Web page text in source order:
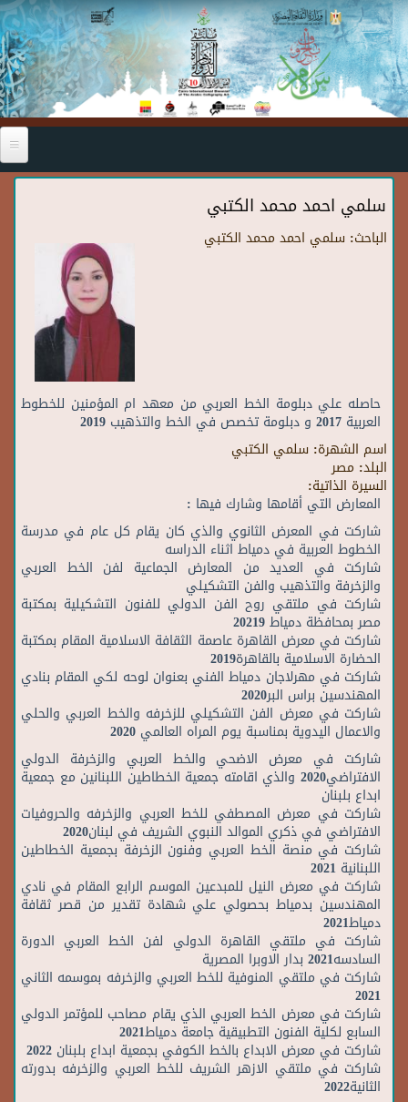
Skip to main content
سلمي احمد محمد الكتبي
الباحث: سلمي احمد محمد الكتبي
حاصله علي دبلومة الخط العربي من معهد ام المؤمنين للخطوط
العربية 2017 و دبلومة تخصص في الخط والتذهيب 2019
اسم الشهرة: سلمي الكتبي
البلد: مصر
السيرة الذاتية:
المعارض التي أقامها وشارك فيها :
شاركت في المعرض الثانوي والذي كان يقام كل عام في مدرسة
الخطوط العربية في دمياط اثناء الدراسه
شاركت في العديد من المعارض الجماعية لفن الخط العربي
والزخرفة والتذهيب والفن التشكيلي
شاركت في ملتقي روح الفن الدولي للفنون التشكيلية بمكتبة
مصر بمحافظة دمياط 20219
شاركت في معرض القاهرة عاصمة الثقافة الاسلامية المقام بمكتبة
الحضارة الاسلامية بالقاهرة2019
شاركت في مهرلاجان دمياط الفني بعنوان لوحه لكي المقام بنادي
المهندسين براس البر2020
شاركت في معرض الفن التشكيلي للزخرفه والخط العربي والحلي
والاعمال اليدوية بمناسبة يوم المراه العالمي 2020
شاركت في معرض الاضحي والخط العربي والزخرفة الدولي
الافتراضي2020 والذي اقامته جمعية الخطاطين اللبنانين مع جمعية
ابداع بلبنان
شاركت في معرض المصطفي للخط العربي والزخرفه والحروفيات
الافتراضي في ذكري الموالد النبوي الشريف في لبنان2020
شاركت في منصة الخط العربي وفنون الزخرفة بجمعية الخطاطين
اللبنانية 2021
شاركت في معرض النيل للمبدعين الموسم الرابع المقام في نادي
المهندسين بدمياط بحصولي علي شهادة تقدير من قصر ثقافة
دمياط2021
شاركت في ملتقي القاهرة الدولي لفن الخط العربي الدورة
السادسه2021 بدار الاوبرا المصرية
شاركت في ملتقي المنوفية للخط العربي والزخرفه بموسمه الثاني
2021
شاركت في معرض الخط العربي الذي يقام مصاحب للمؤتمر الدولي
السابع لكلية الفنون التطبيقية جامعة دمياط2021
شاركت في معرض الابداع بالخط الكوفي بجمعية ابداع بلبنان 2022
شاركت في ملتقي الازهر الشريف للخط العربي والزخرفه بدورته
الثانية2022